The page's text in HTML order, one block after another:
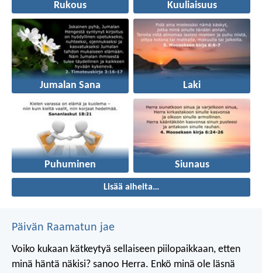
Rukous Kuuliaisuus
Jumalan Sana Laki
Puhuminen Siunaus
Lisää aiheita…
Päivän Raamatun jae
Voiko kukaan kätkeytyä sellaiseen piilopaikkaan, etten
minä häntä näkisi? sanoo Herra. Enkö minä ole läsnä